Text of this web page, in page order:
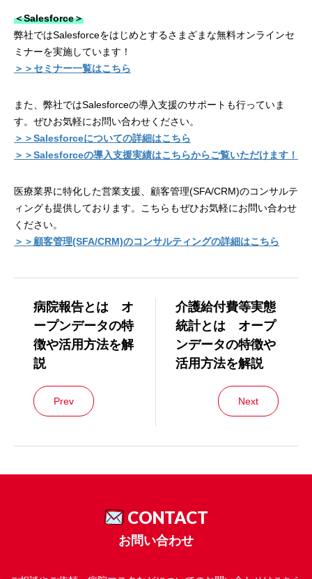
＜Salesforce＞
弊社ではSalesforceをはじめとするさまざまな無料オンラインセ
ミナーを実施しています！
＞＞セミナー一覧はこちら
また、弊社ではSalesforceの導入支援のサポートも行っていま
す。ぜひお気軽にお問い合わせください。
＞＞Salesforceについての詳細はこちら
＞＞Salesforceの導入支援実績はこちらからご覧いただけます！
医療業界に特化した営業支援、顧客管理(SFA/CRM)のコンサルテ
ィングも提供しております。こちらもぜひお気軽にお問い合わせ
ください。
＞＞顧客管理(SFA/CRM)のコンサルティングの詳細はこちら
病院報告とは オ
ープンデータの特
徴や活用方法を解
説
Prev
介護給付費等実態
統計とは オープ
ンデータの特徴や
活用方法を解説
Next
CONTACT
お問い合わせ